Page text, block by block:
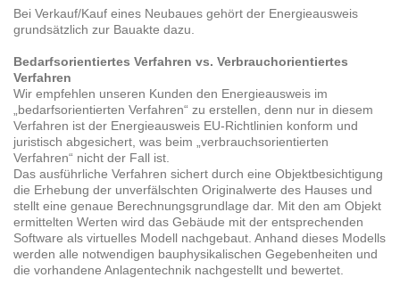
Bei Verkauf/Kauf eines Neubaues gehört der Energieausweis
grundsätzlich zur Bauakte dazu.
Bedarfsorientiertes Verfahren vs. Verbrauchorientiertes
Verfahren
Wir empfehlen unseren Kunden den Energieausweis im
„bedarfsorientierten Verfahren“ zu erstellen, denn nur in diesem
Verfahren ist der Energieausweis EU-Richtlinien konform und
juristisch abgesichert, was beim „verbrauchsorientierten
Verfahren“ nicht der Fall ist.
Das ausführliche Verfahren sichert durch eine Objektbesichtigung
die Erhebung der unverfälschten Originalwerte des Hauses und
stellt eine genaue Berechnungsgrundlage dar. Mit den am Objekt
ermittelten Werten wird das Gebäude mit der entsprechenden
Software als virtuelles Modell nachgebaut. Anhand dieses Modells
werden alle notwendigen bauphysikalischen Gegebenheiten und
die vorhandene Anlagentechnik nachgestellt und bewertet.